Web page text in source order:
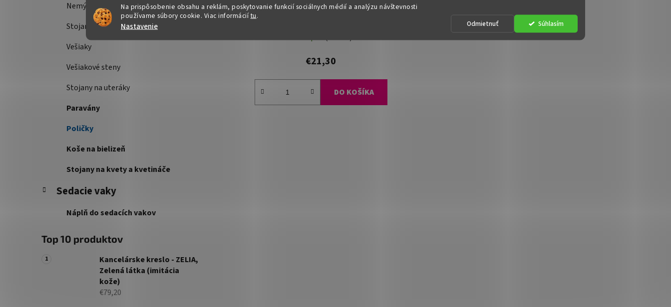
Na prispôsobenie obsahu a reklám, poskytovanie funkcií sociálnych médií a analýzu návštevnosti
používame súbory cookie. Viac informáciítu.
Nastavenie Odmietnuť Súhlasím
Nemý sluha
Stojany na šaty
Vešiaky
Vešiakové steny
Stojany na uteráky
Paravány
Poličky
Koše na bielizeň
Stojany na kvety a kvetináče
Sedacie vaky
Náplň do sedacích vakov
Top 10 produktov
Kancelárske kreslo - ZELIA,
Zelená látka (imitácia
kože)
€79,20
Dostupné(>15 ks)
€21,30
DO KOŠÍKA